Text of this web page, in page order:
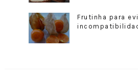
Frutinha para